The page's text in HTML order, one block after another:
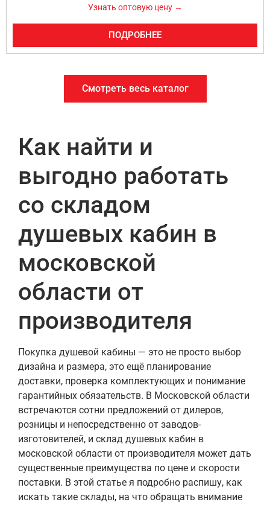
Узнать оптовую цену →
ПОДРОБНЕЕ
Смотреть весь каталог
Как найти и
выгодно работать
со складом
душевых кабин в
московской
области от
производителя
Покупка душевой кабины — это не просто выбор
дизайна и размера, это ещё планирование
доставки, проверка комплектующих и понимание
гарантийных обязательств. В Московской области
встречаются сотни предложений от дилеров,
розницы и непосредственно от заводов-
изготовителей, и склад душевых кабин в
московской области от производителя может дать
существенные преимущества по цене и скорости
поставки. В этой статье я подробно распишу, как
искать такие склады, на что обращать внимание